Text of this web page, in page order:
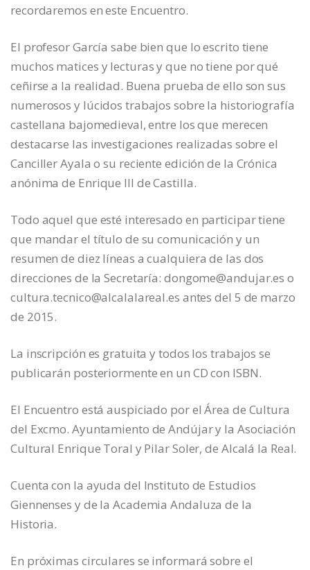
recordaremos en este Encuentro.
El profesor García sabe bien que lo escrito tiene
muchos matices y lecturas y que no tiene por qué
ceñirse a la realidad. Buena prueba de ello son sus
numerosos y lúcidos trabajos sobre la historiografía
castellana bajomedieval, entre los que merecen
destacarse las investigaciones realizadas sobre el
Canciller Ayala o su reciente edición de la Crónica
anónima de Enrique III de Castilla.
Todo aquel que esté interesado en participar tiene
que mandar el título de su comunicación y un
resumen de diez líneas a cualquiera de las dos
direcciones de la Secretaría: dongome@andujar.es o
cultura.tecnico@alcalalareal.es antes del 5 de marzo
de 2015.
La inscripción es gratuita y todos los trabajos se
publicarán posteriormente en un CD con ISBN.
El Encuentro está auspiciado por el Área de Cultura
del Excmo. Ayuntamiento de Andújar y la Asociación
Cultural Enrique Toral y Pilar Soler, de Alcalá la Real.
Cuenta con la ayuda del Instituto de Estudios
Giennenses y de la Academia Andaluza de la
Historia.
En próximas circulares se informará sobre el